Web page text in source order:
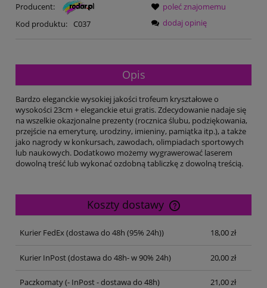
Producent:
Kod produktu:
C037
poleć znajomemu
dodaj opinię
Opis
Bardzo eleganckie wysokiej jakości trofeum kryształowe o
wysokości 23cm + eleganckie etui gratis. Zdecydowanie nadaje się
na wszelkie okazjonalne prezenty (rocznica ślubu, podziękowania,
przejście na emeryturę, urodziny, imieniny, pamiątka itp.), a także
jako nagrody w konkursach, zawodach, olimpiadach sportowych
lub naukowych. Dodatkowo możemy wygrawerować laserem
dowolną treść lub wykonać ozdobną tabliczkę z dowolną treścią.
Koszty dostawy
Cena nie zawiera ewentualnych kosztów płatności
Kurier FedEx(dostawa do 48h (95% 24h)) 18,00 zł
Kurier InPost(dostawa do 48h- w 90% 24h) 20,00 zł
Paczkomaty(- InPost - dostawa do 48h) 21,00 zł